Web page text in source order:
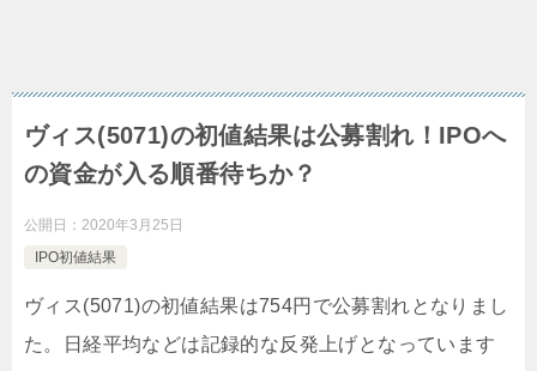
ヴィス(5071)の初値結果は公募割れ！IPOへ
の資金が入る順番待ちか？
公開日： 2020年3月25日
IPO初値結果
ヴィス(5071)の初値結果は754円で公募割れとなりまし
た。日経平均などは記録的な反発上げとなっています